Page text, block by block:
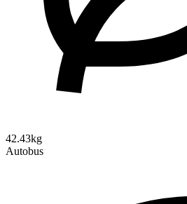
42.43kg
Autobus